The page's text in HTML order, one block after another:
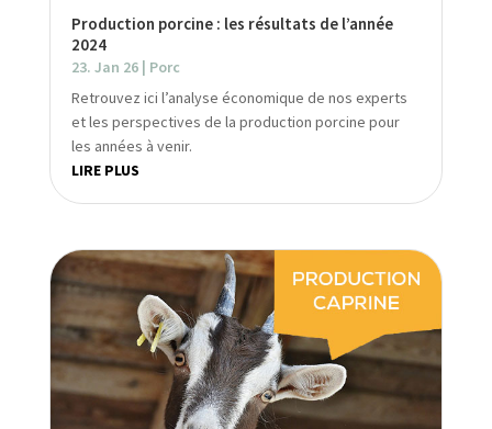
Production porcine : les résultats de l’année
2024
23. Jan 26| Porc
Retrouvez ici l’analyse économique de nos experts
et les perspectives de la production porcine pour
les années à venir.
LIRE PLUS